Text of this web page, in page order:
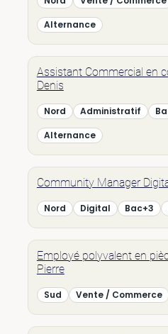
Alternance
Assistant Commercial en
Denis
Nord Administratif
Alternance
Community Manager
Nord Digital Bac+3
Employé polyvalent en
Pierre
Sud Vente / Commerce